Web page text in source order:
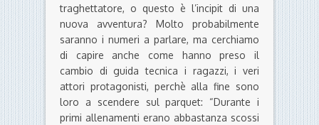
traghettatore, o questo è l’incipit di una
nuova avventura? Molto probabilmente
saranno i numeri a parlare, ma cerchiamo
di capire anche come hanno preso il
cambio di guida tecnica i ragazzi, i veri
attori protagonisti, perchè alla fine sono
loro a scendere sul parquet: “Durante i
primi allenamenti erano abbastanza scossi